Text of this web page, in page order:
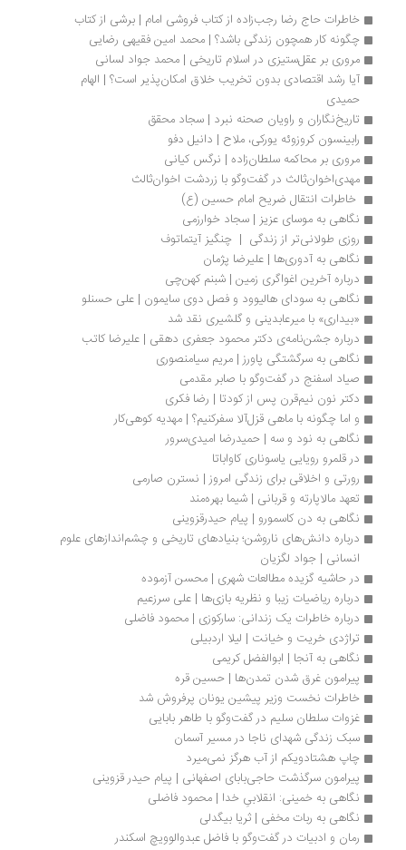
خاطرات حاج رضا رجب‌زاده از کتاب فروشی امام | برشی از کتاب
چگونه کار همچون زندگی باشد؟ | محمد امین فقیهی رضایی
مروری بر عقل‌ستیزی در اسلام تاریخی | محمد جواد لسانی
آیا رشد اقتصادی بدون تخریب خلاق امکان‌پذیر است؟ | الهام
تاریخ‌نگاران و راویان صحنه نبرد | سجاد محقق
رابینسون کروزوئه یورکی، ملاح | دانیل دفو
مروری بر محاکمه سلطان‏‌زاده | نرگس کیانی
مهدی‌اخوان‌ثالث در گفت‌وگو با زردشت اخوان‌ثالث
خاطرات انتقال ضریح امام حسین (ع)
نگاهی به موسای عزیز | سجاد خوارزمی
روزی طولانی‌تر از زندگی  |  چنگیز آیتماتوف
نگاهی به آدوری‌ها | علیرضا پژمان
درباره آخرین اغواگری زمین | شبنم کهن‌چی
نگاهی به سودای هالیوود و فصل دوی سایمون | علی حسنلو
«بیداری» با میرعابدینی و گلشیری نقد شد
درباره جشن‌نامه‌ی دکتر محمود جعفری دهقی | علیرضا کاتب
نگاهی به سرگشتگی پاورز | مریم سیا‌منصوری
صیاد اسفنج در گفت‌وگو با صابر مقدمی
دکتر نون نیم‌قرن پس از کودتا | رضا فکری
و اما چگونه با ماهی قزل‌آلا سفرکنیم؟ | مهدیه کوهی‌کار
نگاهی به نود و سه | حمیدرضا امیدی‌سرور
در قلمرو رویایی یاسوناری کاواباتا
رورتی و اخلاقی برای زندگی امروز | نسترن صارمی
تعهد مالاپارته و قربانی | شيما بهره‌مند
نگاهی به دن کاسمورو | پیام حیدرقزوینی
درباره دانش‌های ناروشن؛ بنیادهای تاریخی و چشم‌اندازهای علوم
انسانی | جواد لگزیان
در حاشیه گزیده مطالعات شهری | محسن آزموده
درباره ریاضیات زیبا و نظریه بازی‌ها | علی سرزعیم
درباره خاطرات یک زندانی: سارکوزی | محمود فاضلی
تراژدی خریت و خیانت | لیلا اردبیلی
نگاهی به آنجا | ابوالفضل کریمی
پیرامون غرق شدن تمدن‌ها | حسین قره
خاطرات نخست وزیر پیشین یونان پرفروش شد
غزوات سلطان سلیم در گفت‌وگو با طاهر بابایی
سبک زندگی شهدای ناجا در مسیر آسمان
چاپ هشتادویکم از آب هرگز نمی‌میرد
پیرامون سرگذشت حاجی‌بابای اصفهانی | پیام حیدر قزوینی
نگاهی به خمینی: انقلابیِ خدا | محمود فاضلی
نگاهی به ربات مخفی | ثریا بیگدلی
رمان و ادبیات در گفت‌وگو با فاضل عبدوالوویچ اسکندر